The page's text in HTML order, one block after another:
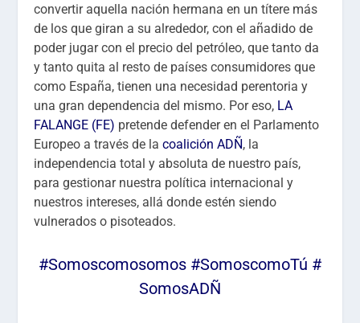
convertir aquella nación hermana en un títere más
de los que giran a su alrededor, con el añadido de
poder jugar con el precio del petróleo, que tanto da
y tanto quita al resto de países consumidores que
como España, tienen una necesidad perentoria y
una gran dependencia del mismo. Por eso, LA
FALANGE (FE) pretende defender en el Parlamento
Europeo a través de lacoalición ADÑ, la
independencia total y absoluta de nuestro país,
para gestionar nuestra política internacional y
nuestros intereses, allá donde estén siendo
vulnerados o pisoteados.
#Somoscomosomos #SomoscomoTú #
SomosADÑ